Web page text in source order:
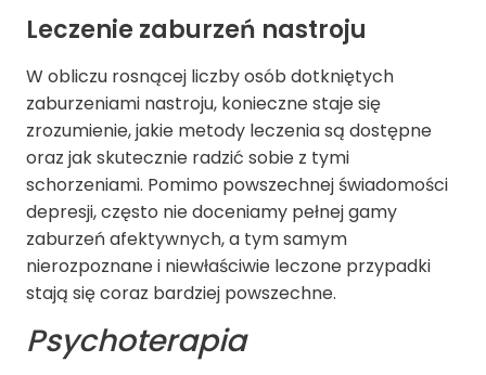
Leczenie zaburzeń nastroju
W obliczu rosnącej liczby osób dotkniętych
zaburzeniami nastroju, konieczne staje się
zrozumienie, jakie metody leczenia są dostępne
oraz jak skutecznie radzić sobie z tymi
schorzeniami. Pomimo powszechnej świadomości
depresji, często nie doceniamy pełnej gamy
zaburzeń afektywnych, a tym samym
nierozpoznane i niewłaściwie leczone przypadki
stają się coraz bardziej powszechne.
Psychoterapia